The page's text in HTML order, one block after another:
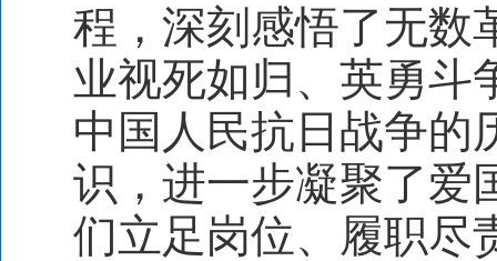
程，深刻感悟了无数
业视死如归、英勇斗
中国人民抗日战争的
识，进一步凝聚了爱
们立足岗位、履职尽